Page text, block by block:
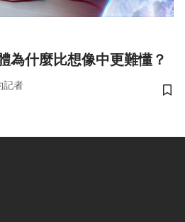
因還不夠 人體為什麼比想像中更難懂？
記者
儲